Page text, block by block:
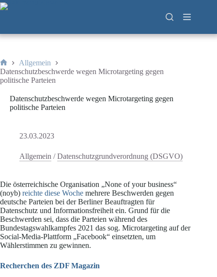
Zum
Inhalt
Start
Allgemein
Datenschutzbeschwerde wegen Microtargeting gegen
politische Parteien
Datenschutzbeschwerde wegen Microtargeting gegen
politische Parteien
23.03.2023
Allgemein /Datenschutzgrundverordnung (DSGVO)
Die österreichische Organisation „None of your business“
(noyb) reichte diese Woche mehrere Beschwerden gegen
deutsche Parteien bei der Berliner Beauftragten für
Datenschutz und Informationsfreiheit ein. Grund für die
Beschwerden sei, dass die Parteien während des
Bundestagswahlkampfes 2021 das sog. Microtargeting auf der
Social-Media-Plattform „Facebook“ einsetzten, um
Wählerstimmen zu gewinnen.
Recherchen des ZDF Magazin